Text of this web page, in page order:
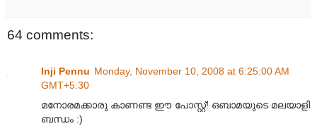
64 comments:
Inji Pennu Monday, November 10, 2008 at 6:25:00 AM
GMT+5:30
മനോരമക്കാരു കാണണ്ട ഈ പോസ്റ്റ്! ഒബാമയുടെ മലയാളി
ബന്ധം :)